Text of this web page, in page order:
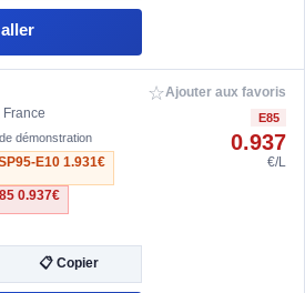
démonstration
E10 1.931€
0.937€
📋 Copier
☆Ajouter aux favoris
E85
0.937
€/L